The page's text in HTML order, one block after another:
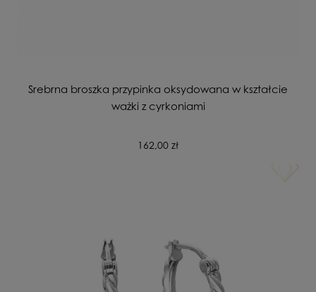
Srebrna broszka przypinka oksydowana w kształcie
ważki z cyrkoniami
162,00 zł